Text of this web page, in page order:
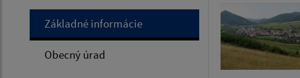
Základné informácie
Obecný úrad